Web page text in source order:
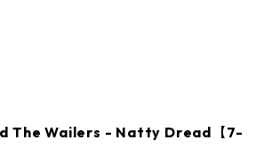
The Wailers - Natty Dread【7-